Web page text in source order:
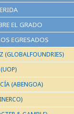
EL GRADO
EGRESADOS
(GLOBALFOUNDRIES)
(ABENGOA)